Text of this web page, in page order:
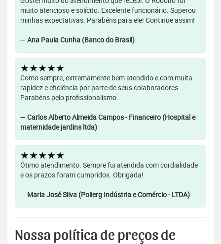
muito atencioso e solícito. Excelente funcionário. Superou
minhas expectativas. Parabéns para ele! Continue assim!
— Ana Paula Cunha (Banco do Brasil)
★★★★★
Como sempre, extremamente bem atendido e com muita
rapidez e eficiência por parte de seus colaboradores.
Parabéns pelo profissionalismo.
— Carlos Alberto Almeida Campos - Financeiro (Hospital e
maternidade jardins ltda)
★★★★★
Ótimo atendimento. Sempre fui atendida com cordialidade
e os prazos foram cumpridos. Obrigada!
— Maria José Silva (Polierg Indústria e Comércio - LTDA)
Nossa política de preços de